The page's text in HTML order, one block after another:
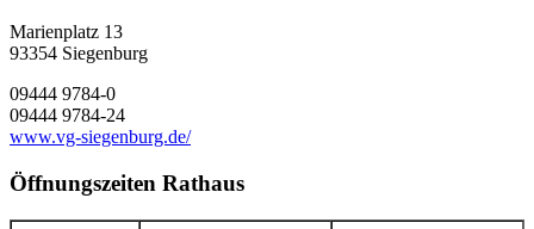
Marienplatz 13
93354 Siegenburg
09444 9784-0
09444 9784-24
www.vg-siegenburg.de/
Öffnungszeiten Rathaus